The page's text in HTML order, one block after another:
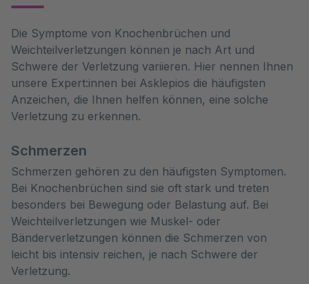
Die Symptome von Knochenbrüchen und
Weichteilverletzungen können je nach Art und
Schwere der Verletzung variieren. Hier nennen Ihnen
unsere Expert:innen bei Asklepios die häufigsten
Anzeichen, die Ihnen helfen können, eine solche
Verletzung zu erkennen.
Schmerzen
Schmerzen gehören zu den häufigsten Symptomen.
Bei Knochenbrüchen sind sie oft stark und treten
besonders bei Bewegung oder Belastung auf. Bei
Weichteilverletzungen wie Muskel- oder
Bänderverletzungen können die Schmerzen von
leicht bis intensiv reichen, je nach Schwere der
Verletzung.